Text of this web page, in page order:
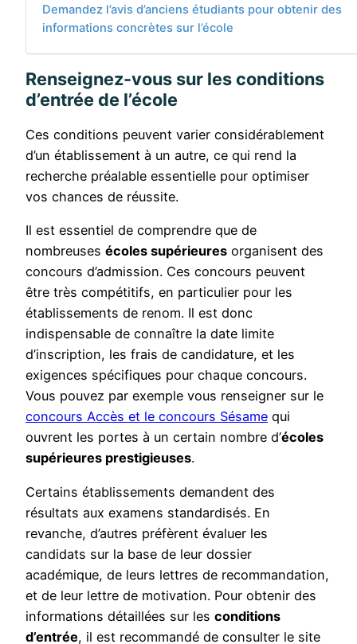
Demandez l’avis d’anciens étudiants pour obtenir des
informations concrètes sur l’école
Renseignez-vous sur les conditions
d’entrée de l’école
Ces conditions peuvent varier considérablement
d’un établissement à un autre, ce qui rend la
recherche préalable essentielle pour optimiser
vos chances de réussite.
Il est essentiel de comprendre que de
nombreuses écoles supérieures organisent des
concours d’admission. Ces concours peuvent
être très compétitifs, en particulier pour les
établissements de renom. Il est donc
indispensable de connaître la date limite
d’inscription, les frais de candidature, et les
exigences spécifiques pour chaque concours.
Vous pouvez par exemple vous renseigner sur le
concours Accès et le concours Sésame qui
ouvrent les portes à un certain nombre d’écoles
supérieures prestigieuses.
Certains établissements demandent des
résultats aux examens standardisés. En
revanche, d’autres préfèrent évaluer les
candidats sur la base de leur dossier
académique, de leurs lettres de recommandation,
et de leur lettre de motivation. Pour obtenir des
informations détaillées sur les conditions
d’entrée, il est recommandé de consulter le site